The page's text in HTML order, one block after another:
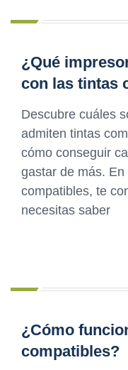
¿Qué
con las tintas
Descubre cuáles
admiten tintas
cómo conseguir
gastar de más.
compatibles, te
necesitas saber
¿Cómo
compatibles?